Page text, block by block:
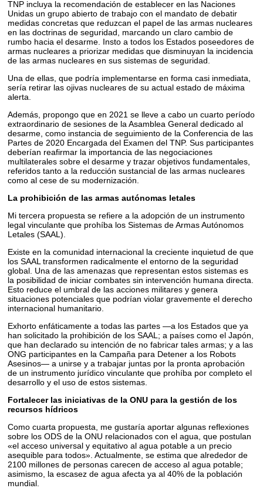
TNP incluya la recomendación de establecer en las Naciones
Unidas un grupo abierto de trabajo con el mandato de debatir
medidas concretas que reduzcan el papel de las armas nucleares
en las doctrinas de seguridad, marcando un claro cambio de
rumbo hacia el desarme. Insto a todos los Estados poseedores de
armas nucleares a priorizar medidas que disminuyan la incidencia
de las armas nucleares en sus sistemas de seguridad.
Una de ellas, que podría implementarse en forma casi inmediata,
sería retirar las ojivas nucleares de su actual estado de máxima
alerta.
Además, propongo que en 2021 se lleve a cabo un cuarto período
extraordinario de sesiones de la Asamblea General dedicado al
desarme, como instancia de seguimiento de la Conferencia de las
Partes de 2020 Encargada del Examen del TNP. Sus participantes
deberían reafirmar la importancia de las negociaciones
multilaterales sobre el desarme y trazar objetivos fundamentales,
referidos tanto a la reducción sustancial de las armas nucleares
como al cese de su modernización.
La prohibición de las armas autónomas letales
Mi tercera propuesta se refiere a la adopción de un instrumento
legal vinculante que prohíba los Sistemas de Armas Autónomos
Letales (SAAL).
Existe en la comunidad internacional la creciente inquietud de que
los SAAL transformen radicalmente el entorno de la seguridad
global. Una de las amenazas que representan estos sistemas es
la posibilidad de iniciar combates sin intervención humana directa.
Esto reduce el umbral de las acciones militares y genera
situaciones potenciales que podrían violar gravemente el derecho
internacional humanitario.
Exhorto enfáticamente a todas las partes —a los Estados que ya
han solicitado la prohibición de los SAAL; a países como el Japón,
que han declarado su intención de no fabricar tales armas; y a las
ONG participantes en la Campaña para Detener a los Robots
Asesinos— a unirse y a trabajar juntas por la pronta aprobación
de un instrumento jurídico vinculante que prohíba por completo el
desarrollo y el uso de estos sistemas.
Fortalecer las iniciativas de la ONU para la gestión de los
recursos hídricos
Como cuarta propuesta, me gustaría aportar algunas reflexiones
sobre los ODS de la ONU relacionados con el agua, que postulan
«el acceso universal y equitativo al agua potable a un precio
asequible para todos». Actualmente, se estima que alrededor de
2100 millones de personas carecen de acceso al agua potable;
asimismo, la escasez de agua afecta ya al 40% de la población
mundial.